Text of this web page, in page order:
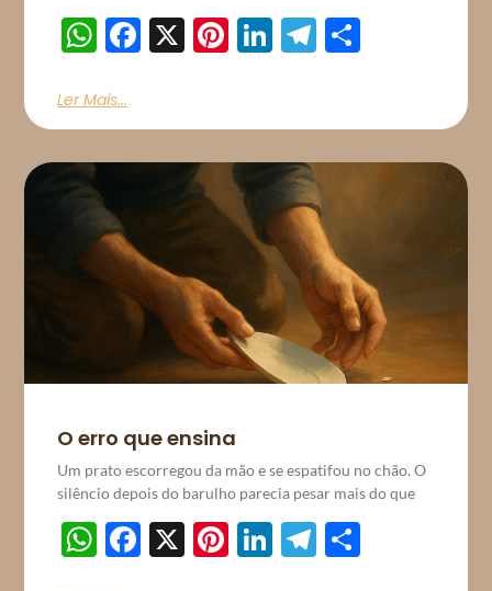
WhatsApp
Facebook
X Pinterest
LinkedIn
Telegram
Ler Mais...
O erro que ensina
Um prato escorregou da mão e se espatifou no chão. O
silêncio depois do barulho parecia pesar mais do que
WhatsApp
Facebook
X Pinterest
LinkedIn
Telegram